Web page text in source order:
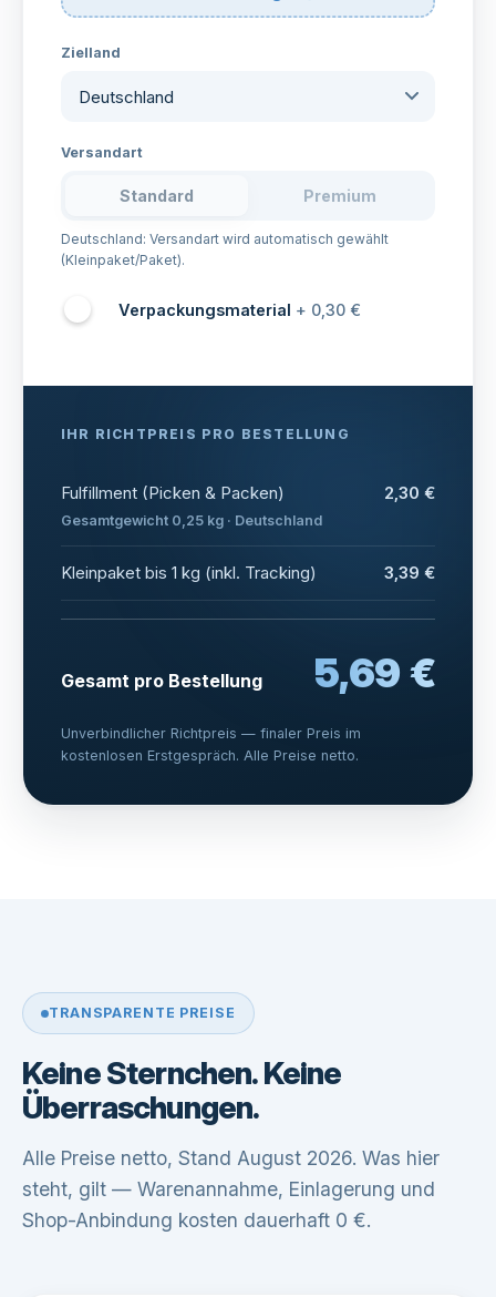
Zielland
Versandart
Standard Premium
Deutschland: Versandart wird automatisch gewählt
(Kleinpaket/Paket).
Verpackungsmaterial + 0,30 €
IHR RICHTPREIS PRO BESTELLUNG
Fulfillment (Picken & Packen)
Gesamtgewicht 0,25 kg · Deutschland
2,30 €
Kleinpaket bis 1 kg (inkl. Tracking) 3,39 €
Gesamt pro Bestellung 5,69 €
Unverbindlicher Richtpreis — finaler Preis im
kostenlosen Erstgespräch. Alle Preise netto.
TRANSPARENTE PREISE
Keine Sternchen. Keine
Überraschungen.
Alle Preise netto, Stand August 2026. Was hier
steht, gilt — Warenannahme, Einlagerung und
Shop-Anbindung kosten dauerhaft 0 €.